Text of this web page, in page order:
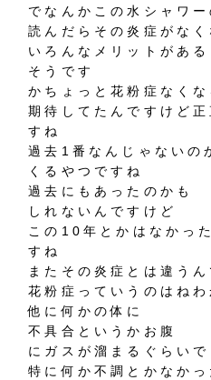
でなんかこの水シャワ
読んだらその炎症がなく
いろんなメリットがある
そうです
かちょっと花粉症なく
期待してたんですけど
すね
過去1番なんじゃないの
くるやつですね
過去にもあったのかも
しれないんですけど
この10年とかはなかっ
すね
またその炎症とは違うん
花粉症っていうのはね
他に何かの体に
不具合というかお腹
にガスが溜まるぐらいで
特に何か不調とかなか